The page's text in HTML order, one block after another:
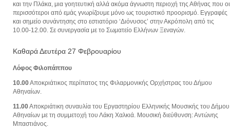
και την Πλάκα, μια γοητευτική αλλά ακόμα άγνωστη περιοχή της Αθήνας που οι
περισσότεροι από εμάς γνωρίζουμε μόνο ως τουριστικό προορισμό. Εγγραφές
και σημείο συνάντησης στο εστιατόριο ‘Διόνυσος’ στην Ακρόπολη από τις
10.00-12.00. Σε συνεργασία με το Σωματείο Ελλήνων Ξεναγών.
Καθαρά Δευτέρα 27 Φεβρουαρίου
Λόφος Φιλοπάππου
10.00Αποκριάτικος περίπατος της Φιλαρμονικής Ορχήστρας του Δήμου
Αθηναίων.
11.00Αποκριάτικη συναυλία του Εργαστηρίου Ελληνικής Μουσικής του Δήμου
Αθηναίων με τη συμμετοχή του Λάκη Χαλκιά. Μουσική διεύθυνση: Αντώνης
Μπαστιάνος.